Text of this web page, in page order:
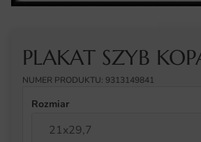
PLAKAT SZYB
NUMER PRODUKTU: 9313149841
Rozmiar